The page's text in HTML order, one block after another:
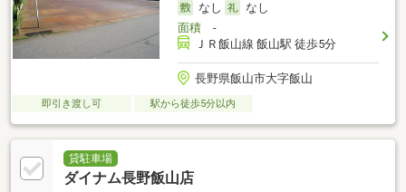
なし
なし
面積-
ＪＲ飯山線 飯山駅 徒歩5分
長野県飯山市大字飯山
即引き渡し可 駅から徒歩5分以内
貸駐車場
ダイナム長野飯山店